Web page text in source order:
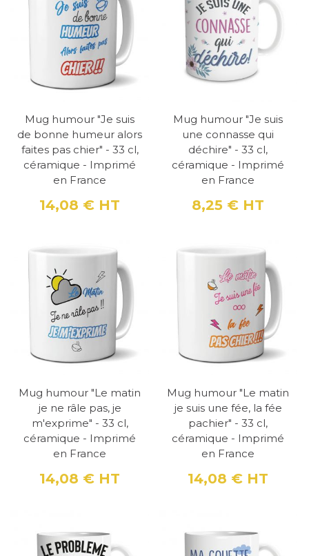
Mug humour "Je suis
de bonne humeur alors
faites pas chier" - 33 cl,
céramique - Imprimé
en France
Prix
14,08 € HT
Mug humour "Je suis
une connasse qui
déchire" - 33 cl,
céramique - Imprimé
en France
Prix
8,25 € HT
Mug humour "Le matin
je ne râle pas, je
m'exprime" - 33 cl,
céramique - Imprimé
en France
Prix
14,08 € HT
Mug humour "Le matin
je suis une fée, la fée
pachier" - 33 cl,
céramique - Imprimé
en France
Prix
14,08 € HT